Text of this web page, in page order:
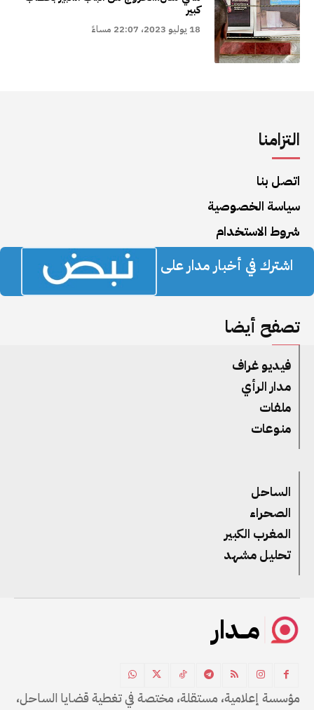
كبير
18 يوليو 2023، 22:07 مساءً
التزامنا
اتصل بنا
سياسة الخصوصية
شروط الاستخدام
اشترك في أخبار مدار على
تصفح أيضا
فيديو غراف
مدار الرأي
ملفات
منوعات
الساحل
الصحراء
المغرب الكبير
تحليل مشهد
مــدار
مؤسسة إعلامية، مستقلة، مختصة في تغطية قضايا الساحل،